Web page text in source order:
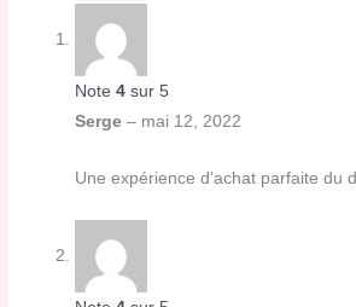
Note4 sur 5
Serge– mai 12, 2022
Une expérience d’achat parfaite du